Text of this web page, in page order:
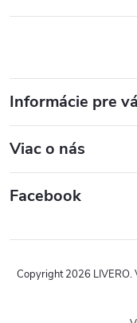
Informácie pre
Viac o nás
Facebook
Copyright 2026 LIVERO.